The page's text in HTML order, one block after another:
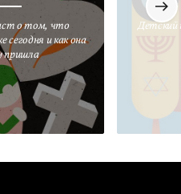
о том, что
сегодня и как она
пришла
Детский